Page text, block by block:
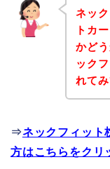
ネッ
トカ
かど
ック
れて
⇒ネックフィット
方はこちらをクリ